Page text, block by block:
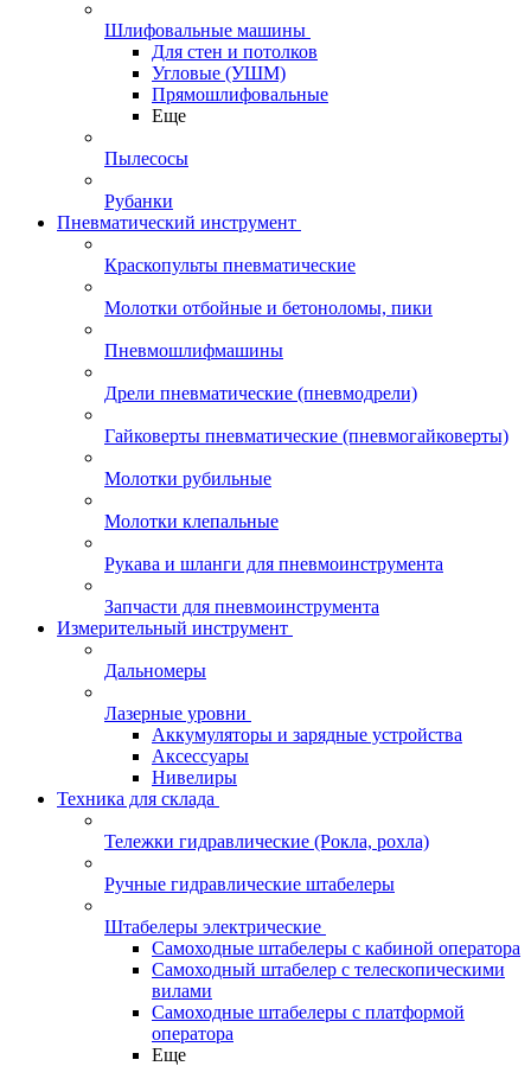
Шлифовальные машины
Для стен и потолков
Угловые (УШМ)
Прямошлифовальные
Еще
Пылесосы
Рубанки
Пневматический инструмент
Краскопульты пневматические
Молотки отбойные и бетоноломы, пики
Пневмошлифмашины
Дрели пневматические (пневмодрели)
Гайковерты пневматические (пневмогайковерты)
Молотки рубильные
Молотки клепальные
Рукава и шланги для пневмоинструмента
Запчасти для пневмоинструмента
Измерительный инструмент
Дальномеры
Лазерные уровни
Аккумуляторы и зарядные устройства
Аксессуары
Нивелиры
Техника для склада
Тележки гидравлические (Рокла, рохла)
Ручные гидравлические штабелеры
Штабелеры электрические
Самоходные штабелеры с кабиной оператора
Самоходный штабелер с телескопическими
вилами
Самоходные штабелеры с платформой
оператора
Еще